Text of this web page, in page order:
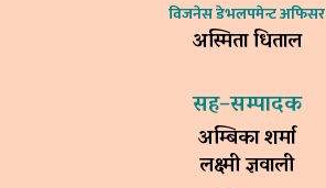
विजनेस डेभलपमेन्ट अफिसर
अस्मिता धिताल
सह–सम्पादक
अम्बिका शर्मा
लक्ष्मी ज्ञवाली